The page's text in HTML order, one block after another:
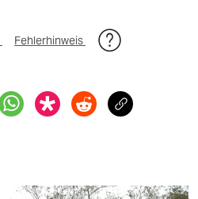
Fehlerhinweis